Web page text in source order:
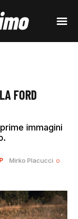
FORD
immagini
Mirko Placucci